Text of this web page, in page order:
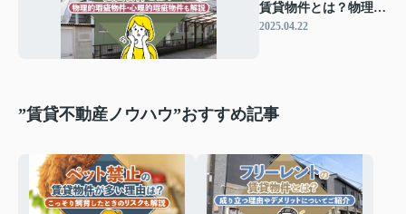
賃貸物件とは？物理的
瑕疵物件・心理的瑕疵
2025.04.22
”賃貸不動産ノウハウ”おすすめ記事